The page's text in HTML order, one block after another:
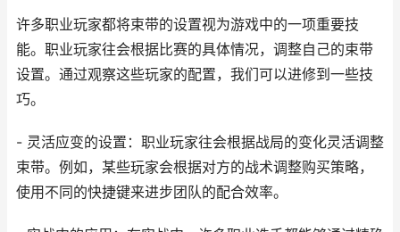
许多职业玩家都将束带的设置视为游戏中的一项重要技
能。职业玩家往会根据比赛的具体情况，调整自己的束带
设置。通过观察这些玩家的配置，我们可以进修到一些技
巧。
- 灵活应变的设置：职业玩家往会根据战局的变化灵活调整
束带。例如，某些玩家会根据对方的战术调整购买策略，
使用不同的快捷键来进步团队的配合效率。